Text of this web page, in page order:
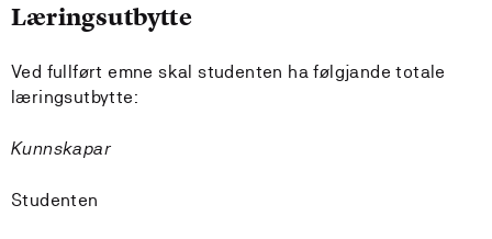
Læringsutbytte
Ved fullført emne skal studenten ha følgjande totale
læringsutbytte:
Kunnskapar
Studenten